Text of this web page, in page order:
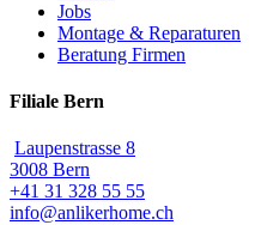
Jobs
Montage & Reparaturen
Beratung Firmen
Filiale Bern
Laupenstrasse 8
3008 Bern
+41 31 328 55 55
info@anlikerhome.ch